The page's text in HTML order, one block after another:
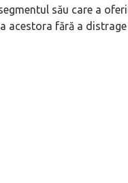
său care a
acestora fără a